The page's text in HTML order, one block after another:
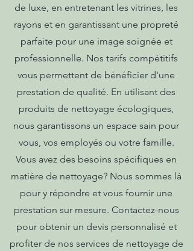
de luxe, en entretenant les vitrines, les
rayons et en garantissant une propreté
parfaite pour une image soignée et
professionnelle. Nos tarifs compétitifs
vous permettent de bénéficier d'une
prestation de qualité. En utilisant des
produits de nettoyage écologiques,
nous garantissons un espace sain pour
vous, vos employés ou votre famille.
Vous avez des besoins spécifiques en
matière de nettoyage? Nous sommes là
pour y répondre et vous fournir une
prestation sur mesure. Contactez-nous
pour obtenir un devis personnalisé et
profiter de nos services de nettoyage de